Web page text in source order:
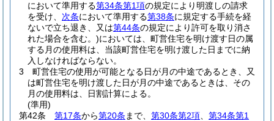
において準用する第34条第1項の規定により明渡しの請求
を受け、 次条において準用する第38条に規定する手続を経
ないで立ち退き、又は第44条の規定により許可を取り消さ
れた場合を含む。)においては、町営住宅を明け渡す日の属
する月の使用料は、当該町営住宅を明け渡した日までに納
入しなければならない。
3
町営住宅の使用が可能となる日が月の中途であるとき、又
は町営住宅を明け渡した日が月の中途であるときは、その
月の使用料は、日割計算による。
(準用)
第42条
第17条から第20条 まで、 第30条第2項
第34条第1